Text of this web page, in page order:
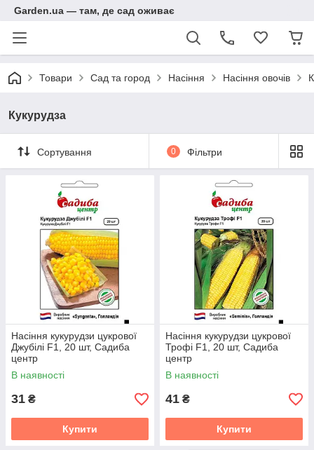
Garden.ua — там, де сад оживає
Товари Сад та город Насіння Насіння овочів
Кукурудза
Сортування 0 Фільтри
Насіння кукурудзи цукрової
Джубілі F1, 20 шт, Садиба
центр
В наявності
31 ₴
Купити
Насіння кукурудзи цукрової
Трофі F1, 20 шт, Садиба
центр
В наявності
41 ₴
Купити